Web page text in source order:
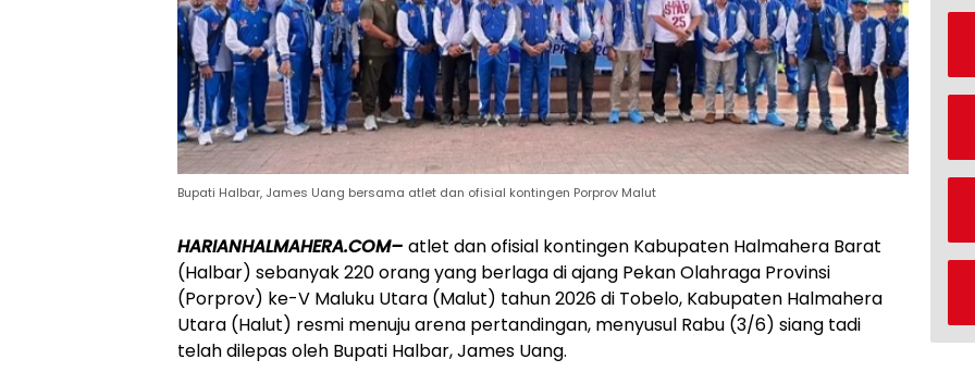
Bupati Halbar, James Uang bersama atlet dan ofisial kontingen Porprov Malut
HARIANHALMAHERA.COM– atlet dan ofisial kontingen Kabupaten Halmahera Barat
(Halbar) sebanyak 220 orang yang berlaga di ajang Pekan Olahraga Provinsi
(Porprov) ke-V Maluku Utara (Malut) tahun 2026 di Tobelo, Kabupaten Halmahera
Utara (Halut) resmi menuju arena pertandingan, menyusul Rabu (3/6) siang tadi
telah dilepas oleh Bupati Halbar, James Uang.